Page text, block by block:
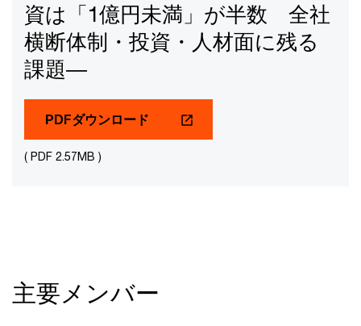
資は「1億円未満」が半数 全社
横断体制・投資・人材面に残る
課題―
PDFダウンロード
( PDF 2.57MB )
主要メンバー